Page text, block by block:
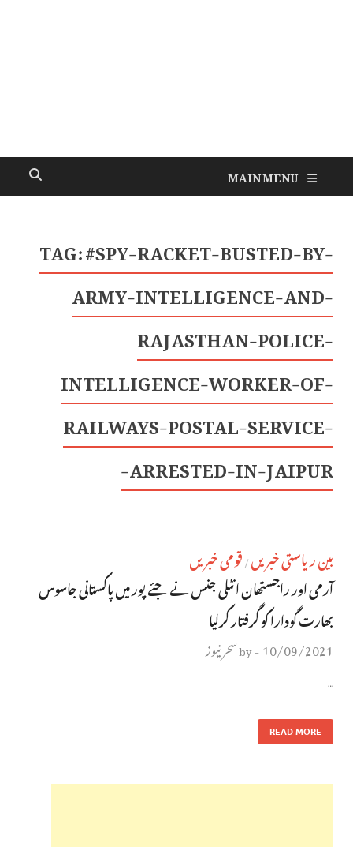
MAIN MENU
TAG:#SPY-RACKET-BUSTED-BY-
ARMY-INTELLIGENCE-AND-
RAJASTHAN-POLICE-
INTELLIGENCE-WORKER-OF-
RAILWAYS-POSTAL-SERVICE-
ARRESTED-IN-JAIPUR-
بین ریاستی خبریں / قومی خبریں
آرمی اور راجستھان انٹلی جنس نے جئے پور میں پاکستانی جاسوس
بھارت گودارا کو گرفتار کرلیا
10/09/2021
-
byسحر نیوز
…
READ MORE